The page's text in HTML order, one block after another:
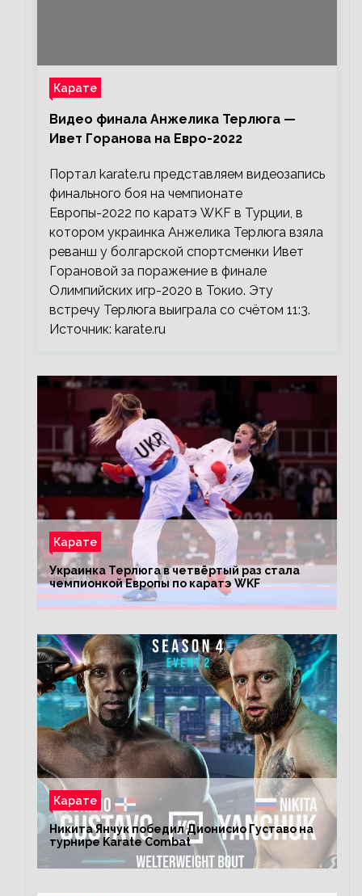
Карате
Видео финала Анжелика Терлюга —
Ивет Горанова на Евро-2022
Портал karate.ru представляем видеозапись
финального боя на чемпионате
Европы-2022 по каратэ WKF в Турции, в
котором украинка Анжелика Терлюга взяла
реванш у болгарской спортсменки Ивет
Горановой за поражение в финале
Олимпийских игр-2020 в Токио. Эту
встречу Терлюга выиграла со счётом 11:3.
Источник: karate.ru
Карате
Украинка Терлюга в четвёртый раз стала
чемпионкой Европы по каратэ WKF
Карате
Никита Янчук победил Дионисио Густаво на
турнире Karate Combat